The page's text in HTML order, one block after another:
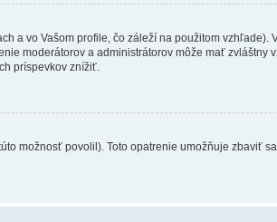
a vo Vašom profile, čo záleží na použitom vzhľade).
moderátorov a administrátorov môže mať zvláštny
príspevkov znížiť.
možnosť povolil). Toto opatrenie umožňuje zbaviť